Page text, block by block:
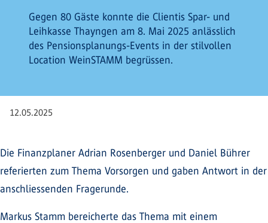
Gegen 80 Gäste konnte die Clientis Spar- und
Leihkasse Thayngen am 8. Mai 2025 anlässlich
des Pensionsplanungs-Events in der stilvollen
Location WeinSTAMM begrüssen.
12.05.2025
Die Finanzplaner Adrian Rosenberger und Daniel Bührer
referierten zum Thema Vorsorgen und gaben Antwort in der
anschliessenden Fragerunde.
Markus Stamm bereicherte das Thema mit einem